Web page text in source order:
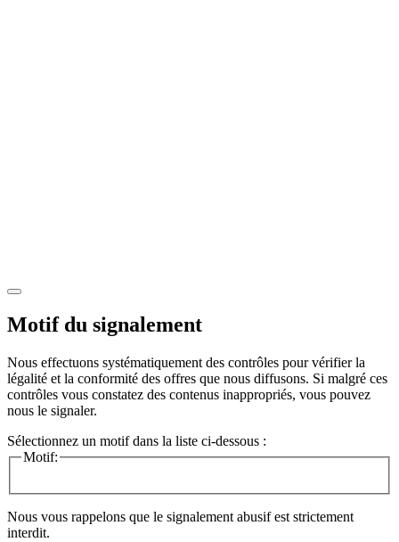
Motif du signalement
Nous effectuons systématiquement des contrôles pour vérifier la
légalité et la conformité des offres que nous diffusons. Si malgré ces
contrôles vous constatez des contenus inappropriés, vous pouvez
nous le signaler.
Sélectionnez un motif dans la liste ci-dessous :
Motif:
Nous vous rappelons que le signalement abusif est strictement
interdit.